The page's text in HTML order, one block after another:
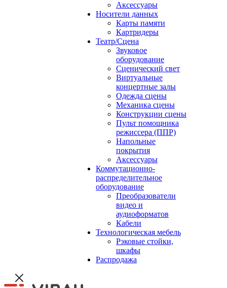
Аксессуары
Носители данных
Карты памяти
Картридеры
Театр/Сцена
Звуковое
оборудование
Сценический свет
Виртуальные
концертные залы
Одежда сцены
Механика сцены
Конструкции сцены
Пульт помощника
режиссера (ППР)
Напольные
покрытия
Аксессуары
Коммутационно-
распределительное
оборудование
Преобразователи
видео и
аудиоформатов
Кабели
Технологическая мебель
Рэковые стойки,
шкафы
Распродажа